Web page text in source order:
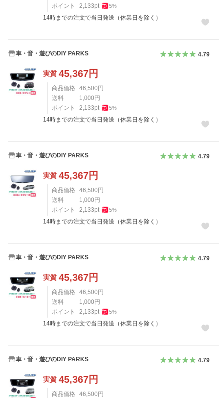
ポイント
2,133pt 5%
14時までの注文で当日発送（休業日を除く）
車・音・遊びのDIY PARKS 4.79
実質 45,367円
商品価格 46,500円
送料
1,000円
ポイント
2,133pt 5%
14時までの注文で当日発送（休業日を除く）
車・音・遊びのDIY PARKS 4.79
実質 45,367円
商品価格 46,500円
送料
1,000円
ポイント
2,133pt 5%
14時までの注文で当日発送（休業日を除く）
車・音・遊びのDIY PARKS 4.79
実質 45,367円
商品価格 46,500円
送料
1,000円
ポイント
2,133pt 5%
14時までの注文で当日発送（休業日を除く）
車・音・遊びのDIY PARKS 4.79
実質 45,367円
商品価格 46,500円